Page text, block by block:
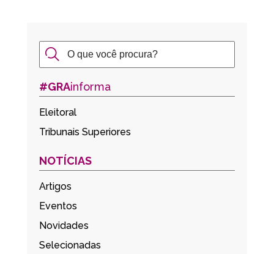
#GRAinforma
Eleitoral
Tribunais Superiores
NOTÍCIAS
Artigos
Eventos
Novidades
Selecionadas